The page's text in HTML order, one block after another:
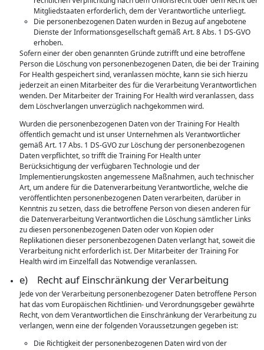
Mitgliedstaaten erforderlich, dem der Verantwortliche unterliegt.
Die personenbezogenen Daten wurden in Bezug auf angebotene
Dienste der Informationsgesellschaft gemäß Art. 8 Abs. 1 DS-GVO
erhoben.
Sofern einer der oben genannten Gründe zutrifft und eine betroffene
Person die Löschung von personenbezogenen Daten, die bei der Training
For Health gespeichert sind, veranlassen möchte, kann sie sich hierzu
jederzeit an einen Mitarbeiter des für die Verarbeitung Verantwortlichen
wenden. Der Mitarbeiter der Training For Health wird veranlassen, dass
dem Löschverlangen unverzüglich nachgekommen wird.
Wurden die personenbezogenen Daten von der Training For Health
öffentlich gemacht und ist unser Unternehmen als Verantwortlicher
gemäß Art. 17 Abs. 1 DS-GVO zur Löschung der personenbezogenen
Daten verpflichtet, so trifft die Training For Health unter
Berücksichtigung der verfügbaren Technologie und der
Implementierungskosten angemessene Maßnahmen, auch technischer
Art, um andere für die Datenverarbeitung Verantwortliche, welche die
veröffentlichten personenbezogenen Daten verarbeiten, darüber in
Kenntnis zu setzen, dass die betroffene Person von diesen anderen für
die Datenverarbeitung Verantwortlichen die Löschung sämtlicher Links
zu diesen personenbezogenen Daten oder von Kopien oder
Replikationen dieser personenbezogenen Daten verlangt hat, soweit die
Verarbeitung nicht erforderlich ist. Der Mitarbeiter der Training For
Health wird im Einzelfall das Notwendige veranlassen.
e) Recht auf Einschränkung der Verarbeitung
Jede von der Verarbeitung personenbezogener Daten betroffene Person
hat das vom Europäischen Richtlinien- und Verordnungsgeber gewährte
Recht, von dem Verantwortlichen die Einschränkung der Verarbeitung zu
verlangen, wenn eine der folgenden Voraussetzungen gegeben ist:
Die Richtigkeit der personenbezogenen Daten wird von der